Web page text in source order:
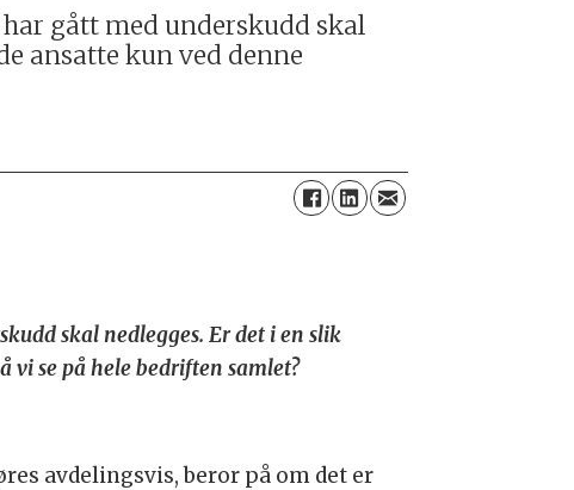
gått med underskudd skal
ansatte kun ved denne
skal nedlegges. Er det i en slik
vi se på hele bedriften samlet?
avdelingsvis, beror på om det er